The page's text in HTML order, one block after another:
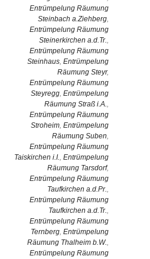
Entrümpelung Räumung
Steinbach a.Ziehberg,
Entrümpelung Räumung
Steinerkirchen a.d.Tr.,
Entrümpelung Räumung
Steinhaus, Entrümpelung
Räumung Steyr,
Entrümpelung Räumung
Steyregg, Entrümpelung
Räumung Straß i.A.,
Entrümpelung Räumung
Stroheim, Entrümpelung
Räumung Suben,
Entrümpelung Räumung
Taiskirchen i.I., Entrümpelung
Räumung Tarsdorf,
Entrümpelung Räumung
Taufkirchen a.d.Pr.,
Entrümpelung Räumung
Taufkirchen a.d.Tr.,
Entrümpelung Räumung
Ternberg, Entrümpelung
Räumung Thalheim b.W.,
Entrümpelung Räumung